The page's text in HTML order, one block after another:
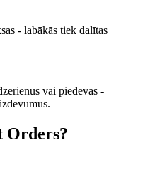
- labākās tiek dalītas
vai piedevas -
Orders?